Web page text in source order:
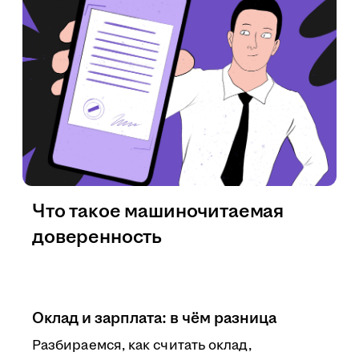
Оклад и зарплата: в чём разница
Разбираемся, как считать оклад,
Что такое машиночитаемая
доверенность